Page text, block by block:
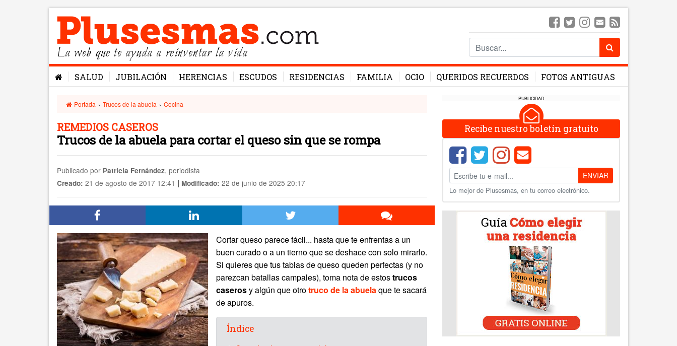
La web que te ayuda a reinventar la vida
SALUD JUBILACIÓN HERENCIAS ESCUDOS RESIDENCIAS FAMILIA OCIO QUERIDOS RECUERDOS FOTOS ANTIGUAS
Portada › Trucos de la abuela › Cocina
REMEDIOS CASEROS
Trucos de la abuela para cortar el queso sin que se rompa
Publicado por Patricia Fernández, periodista
Creado: 21 de agosto de 2017 12:41 | Modificado: 22 de junio de 2025 20:17
Cortar queso parece fácil... hasta que te enfrentas a un
buen curado o a un tierno que se deshace con solo mirarlo.
Si quieres que tus tablas de queso queden perfectas (y no
parezcan batallas campales), toma nota de estostrucos
caserosy algún que otrotruco de la abuelaque te sacará
de apuros.
Índice
PUBLICIDAD
Recibe nuestro boletín gratuito
ENVIAR
Lo mejor de Plusesmas, en tu correo electrónico.